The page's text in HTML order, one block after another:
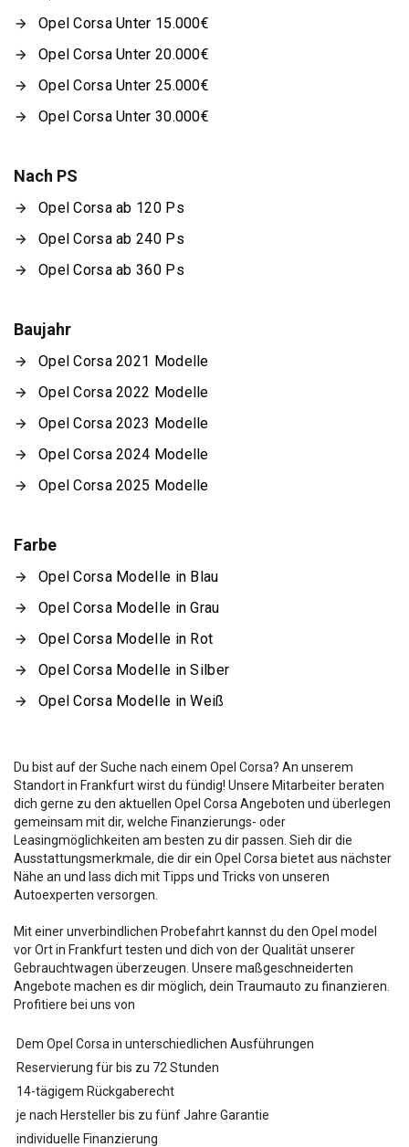
Opel Corsa Unter 15.000€
Opel Corsa Unter 20.000€
Opel Corsa Unter 25.000€
Opel Corsa Unter 30.000€
Nach PS
Opel Corsa ab 120 Ps
Opel Corsa ab 240 Ps
Opel Corsa ab 360 Ps
Baujahr
Opel Corsa 2021 Modelle
Opel Corsa 2022 Modelle
Opel Corsa 2023 Modelle
Opel Corsa 2024 Modelle
Opel Corsa 2025 Modelle
Farbe
Opel Corsa Modelle in Blau
Opel Corsa Modelle in Grau
Opel Corsa Modelle in Rot
Opel Corsa Modelle in Silber
Opel Corsa Modelle in Weiß
Du bist auf der Suche nach einem Opel Corsa? An unserem
Standort in Frankfurt wirst du fündig! Unsere Mitarbeiter beraten
dich gerne zu den aktuellen Opel Corsa Angeboten und überlegen
gemeinsam mit dir, welche Finanzierungs- oder
Leasingmöglichkeiten am besten zu dir passen. Sieh dir die
Ausstattungsmerkmale, die dir ein Opel Corsa bietet aus nächster
Nähe an und lass dich mit Tipps und Tricks von unseren
Autoexperten versorgen.
Mit einer unverbindlichen Probefahrt kannst du den Opel model
vor Ort in Frankfurt testen und dich von der Qualität unserer
Gebrauchtwagen überzeugen. Unsere maßgeschneiderten
Angebote machen es dir möglich, dein Traumauto zu finanzieren.
Profitiere bei uns von
Dem Opel Corsa in unterschiedlichen Ausführungen
Reservierung für bis zu 72 Stunden
14-tägigem Rückgaberecht
je nach Hersteller bis zu fünf Jahre Garantie
individuelle Finanzierung